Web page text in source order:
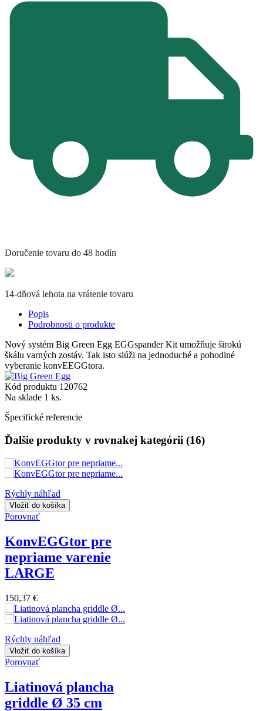
Doručenie tovaru do 48 hodín
14-dňová lehota na vrátenie tovaru
Popis
Podrobnosti o produkte
Nový systém Big Green Egg EGGspander Kit umožňuje širokú
škálu varných zostáv. Tak isto slúži na jednoduché a pohodlné
vyberanie konvEEGGtora.
Kód produktu 120762
Na sklade 1 ks.
Špecifické referencie
Ďalšie produkty v rovnakej kategórii (16)
Rýchly náhľad
Vložiť do košíka
Porovnať
KonvEGGtor pre
nepriame varenie
LARGE
150,37 €
Rýchly náhľad
Vložiť do košíka
Porovnať
Liatinová plancha
griddle Ø 35 cm